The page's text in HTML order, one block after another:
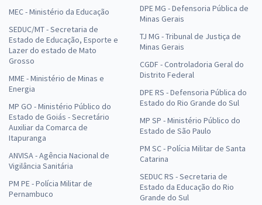
MEC - Ministério da Educação
SEDUC/MT - Secretaria de
Estado de Educação, Esporte e
Lazer do estado de Mato
Grosso
MME - Ministério de Minas e
Energia
MP GO - Ministério Público do
Estado de Goiás - Secretário
Auxiliar da Comarca de
Itapuranga
ANVISA - Agência Nacional de
Vigilância Sanitária
PM PE - Polícia Militar de
Pernambuco
DPE MG - Defensoria Pública de
Minas Gerais
TJ MG - Tribunal de Justiça de
Minas Gerais
CGDF - Controladoria Geral do
Distrito Federal
DPE RS - Defensoria Pública do
Estado do Rio Grande do Sul
MP SP - Ministério Público do
Estado de São Paulo
PM SC - Polícia Militar de Santa
Catarina
SEDUC RS - Secretaria de
Estado da Educação do Rio
Grande do Sul